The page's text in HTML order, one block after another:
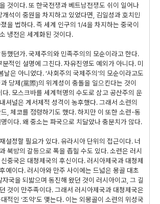
것이다. 또 한국전쟁과 베트남전쟁도 쉬이 일어나
개석이 중원을 차지하고 있었다면, 김일성과 호치민
을 법하다. 즉 세계 인구의 1/4을 차지하는 중국이
냉전은 세계화된 것이다.
했던가. 국제주의와 민족주의의 모순이라고 한다.
분적인 설명에 그친다. 자유진영도 예외가 아니다. 미
날은 아니었다. ‘사회주의 국제주의’의 모순이라고도
당제(黨際)의 위계성이 충돌을 일으킨다는 것이
다. 모스크바를 세계혁명의 수도로 삼고 공산주의 운
셔널은 계서제적 성격이 농후했다. 그래서 소련의
, 체코를 점령하기도 했다. 하지만 이 또한 소련-동
이다. 왜 중소는 파국으로 치달았나 충분치가 않다.
설정할 필요가 있다. 유라시아 단위의 접근이다. 너
북방의 갈등으로 폭을 좁힐 수도 있다. 소련은 러시
중국은 대청제국의 후신이다. 러시아제국과 대청제
예이다. 러시아와 만주 사이에는 드넓은 몽골 대초
국을 되밟으며 동진해 왔던 것이 러시아이고, 그 길
것이 만주족이다. 그래서 러시아제국과 대청제국은
적인 ‘조약’도 맺는다. 이는 외몽골이 소련의 위성국